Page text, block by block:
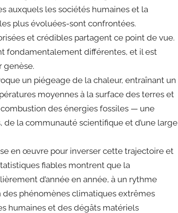
auxquels les sociétés humaines et la
plus évoluées-sont confrontées.
et crédibles partagent ce point de vue.
fondamentalement différentes, et il est
genèse.
un piégeage de la chaleur, entraînant un
moyennes à la surface des terres et
des énergies fossiles — une
la communauté scientifique et d’une large
en œuvre pour inverser cette trajectoire et
fiables montrent que la
d’année en année, à un rythme
phénomènes climatiques extrêmes
humaines et des dégâts matériels